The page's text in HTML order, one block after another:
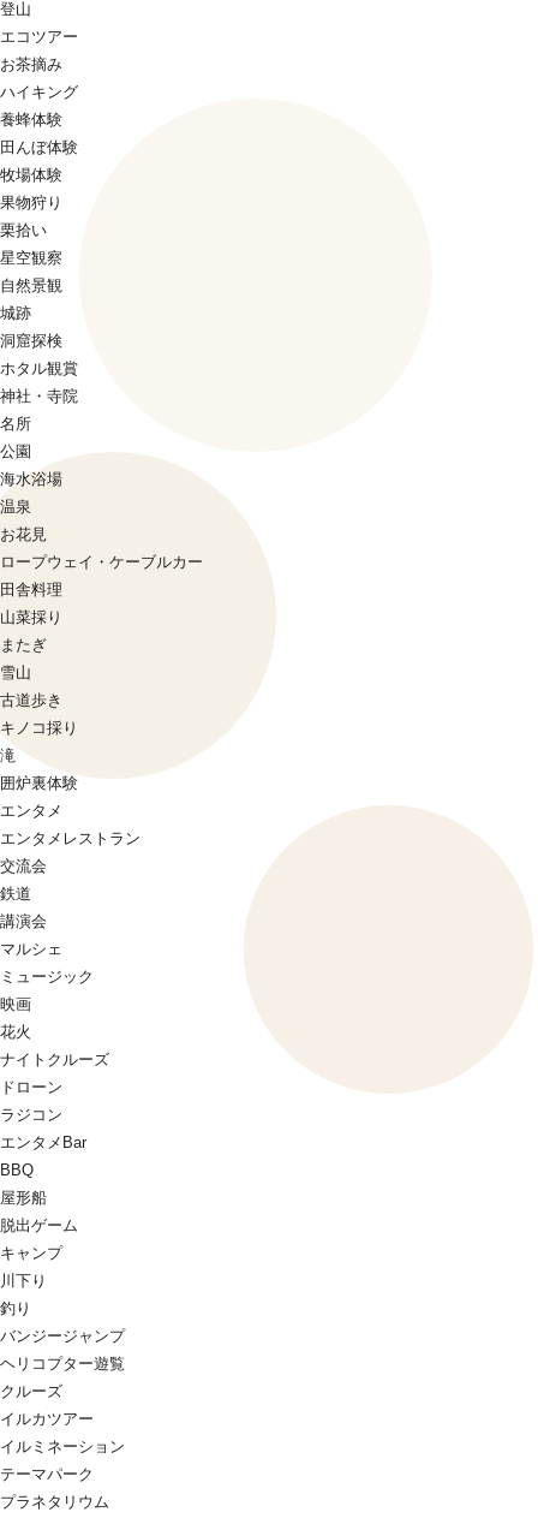
登山
エコツアー
お茶摘み
ハイキング
養蜂体験
田んぼ体験
牧場体験
果物狩り
栗拾い
星空観察
自然景観
城跡
洞窟探検
ホタル観賞
神社・寺院
名所
公園
海水浴場
温泉
お花見
ロープウェイ・ケーブルカー
田舎料理
山菜採り
またぎ
雪山
古道歩き
キノコ採り
滝
囲炉裏体験
エンタメ
エンタメレストラン
交流会
鉄道
講演会
マルシェ
ミュージック
映画
花火
ナイトクルーズ
ドローン
ラジコン
エンタメBar
BBQ
屋形船
脱出ゲーム
キャンプ
川下り
釣り
バンジージャンプ
ヘリコプター遊覧
クルーズ
イルカツアー
イルミネーション
テーマパーク
プラネタリウム